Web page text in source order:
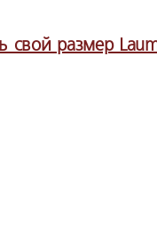
свой размер